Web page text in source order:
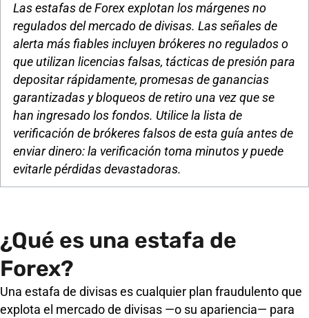
Las estafas de Forex explotan los márgenes no
regulados del mercado de divisas. Las señales de
alerta más fiables incluyen brókeres no regulados o
que utilizan licencias falsas, tácticas de presión para
depositar rápidamente, promesas de ganancias
garantizadas y bloqueos de retiro una vez que se
han ingresado los fondos. Utilice la lista de
verificación de brókeres falsos de esta guía antes de
enviar dinero: la verificación toma minutos y puede
evitarle pérdidas devastadoras.
¿Qué es una estafa de
Forex?
Una estafa de divisas es cualquier plan fraudulento que
explota el mercado de divisas —o su apariencia— para